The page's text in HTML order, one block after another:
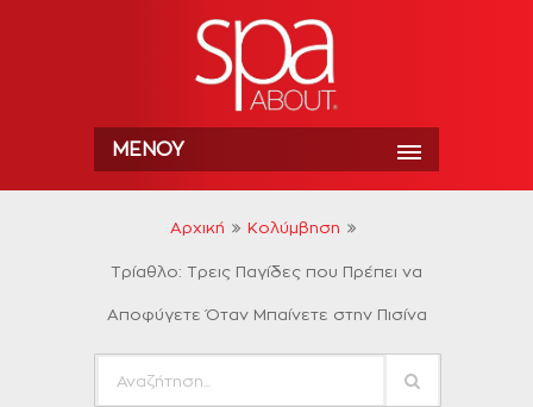
ΜΕΝΟΎ
Αρχική Κολύμβηση
Τρίαθλο: Τρεις Παγίδες που Πρέπει να
Αποφύγετε Όταν Μπαίνετε στην Πισίνα